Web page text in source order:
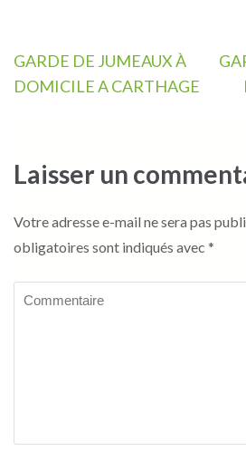
Navigation
de
GARDE DE JUMEAUX À
DOMICILE A CARTHAGE
Laisser un
Votre adresse e-mail ne sera pas
obligatoires sont indiqués avec *
Commentaire